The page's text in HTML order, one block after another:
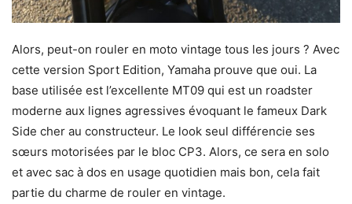
Alors, peut-on rouler en moto vintage tous les jours ? Avec
cette version Sport Edition, Yamaha prouve que oui. La
base utilisée est l’excellente MT09 qui est un roadster
moderne aux lignes agressives évoquant le fameux Dark
Side cher au constructeur. Le look seul différencie ses
sœurs motorisées par le bloc CP3. Alors, ce sera en solo
et avec sac à dos en usage quotidien mais bon, cela fait
partie du charme de rouler en vintage.